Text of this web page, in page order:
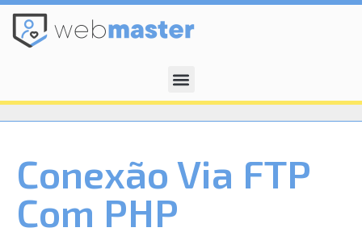
Conexão Via FTP
Com PHP